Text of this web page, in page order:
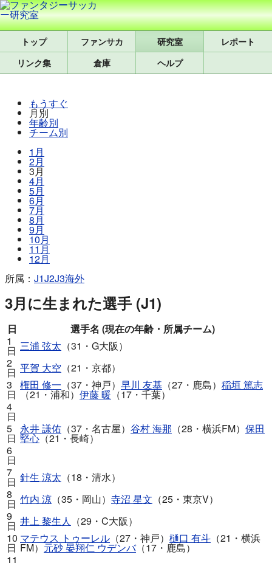
トップ 研究室
レポート
リンク集
倉庫 ヘルプ
もうすぐ
月別
年齢別
チーム別
1月
2月
3月
4月
5月
6月
7月
8月
9月
10月
11月
12月
所属： J1J2J3海外
3月に生まれた選手 (J1)
日
選手名 (現在の年齢・所属チーム)
1
日 三浦 弦太 （31・G大阪）
2
日 平賀 大空 （21・京都）
3
日
権田 修一 （37・神戸） 早川 友基 （27・鹿島） 稲垣 篤志
（21・浦和） 伊藤 暖（17・千葉）
4
日
5
日
永井 謙佑 （37・名古屋） 谷村 海那 （28・横浜FM） 保田
堅心（21・長崎）
6
日
7
日 針生 涼太 （18・清水）
8
日 竹内 涼 （35・岡山） 寺沼 星文 （25・東京V）
9
日 井上 黎生人 （29・C大阪）
10
日
マテウス トゥーレル （27・神戸） 樋口 有斗 （21・横浜
FM）元砂 晏翔仁 ウデンバ（17・鹿島）
11